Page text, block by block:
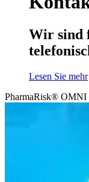
Wir sind
Lesen Sie mehr
PharmaRisk® OMNI